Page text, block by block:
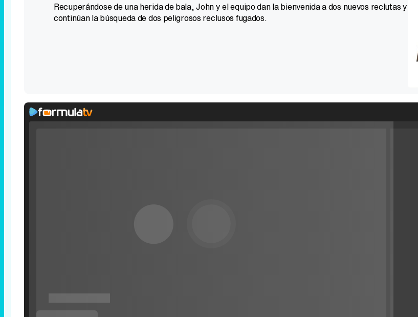
Recuperándose de una herida de bala, John y el equipo dan la bienvenida a dos nuevos reclutas y
continúan la búsqueda de dos peligrosos reclusos fugados.